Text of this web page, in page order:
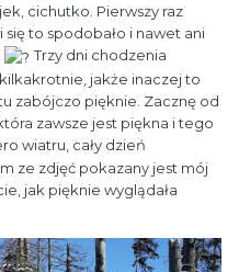
cichutko. Pierwszy raz
to spodobało i nawet ani
Trzy dni chodzenia
jakże inaczej to
zabójczo pięknie. Zacznę od
zawsze jest piękna i tego
wiatru, cały dzień
ze zdjęć pokazany jest mój
jak pięknie wyglądała